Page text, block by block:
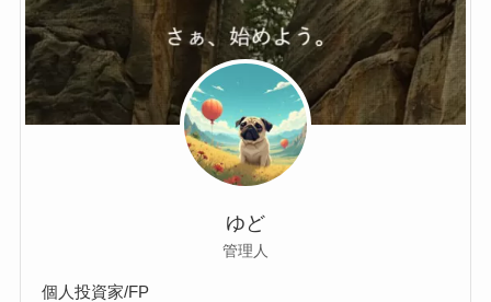
ゆど
管理人
個人投資家/FP